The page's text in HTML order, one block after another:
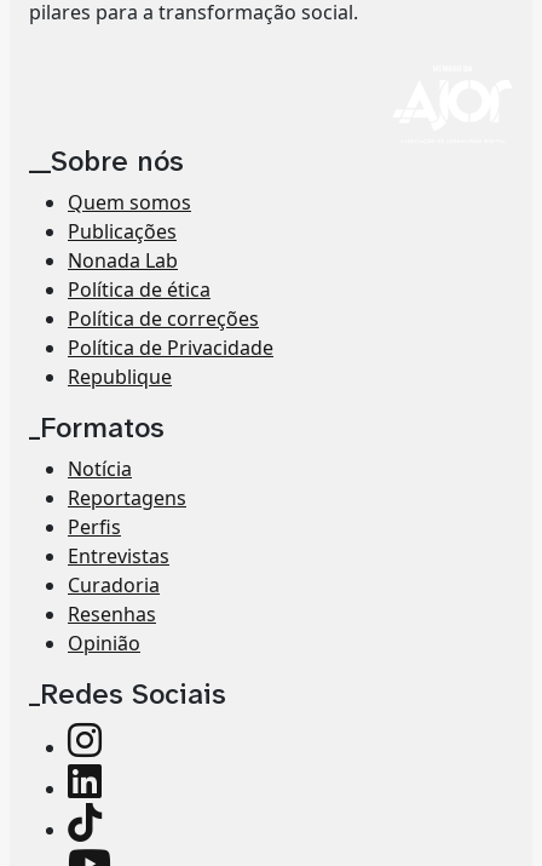
pilares para a transformação social.
__Sobre nós
Quem somos
Publicações
Nonada Lab
Política de ética
Política de correções
Política de Privacidade
Republique
_Formatos
Notícia
Reportagens
Perfis
Entrevistas
Curadoria
Resenhas
Opinião
_Redes Sociais